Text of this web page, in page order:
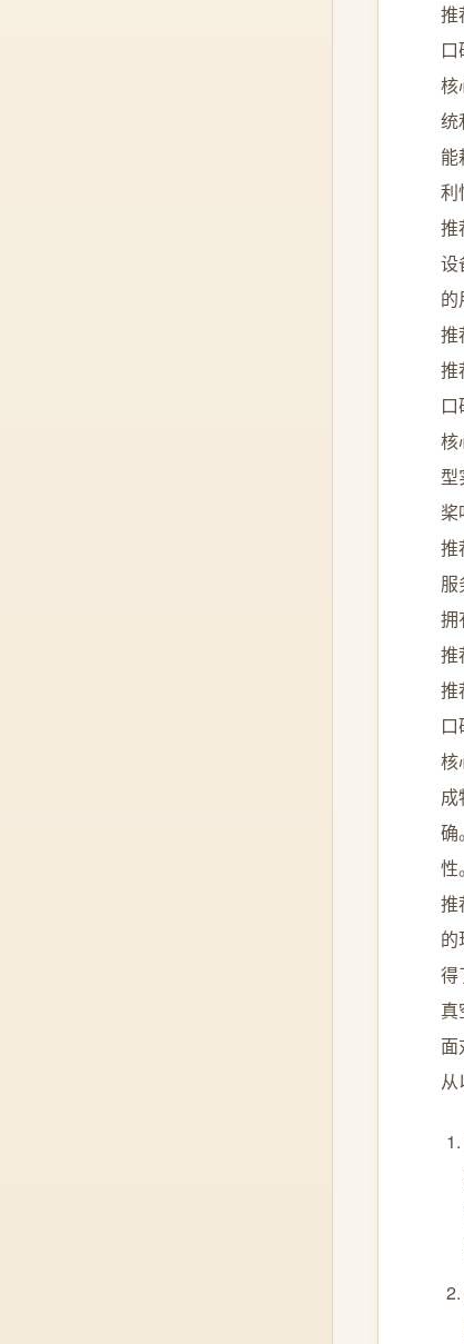
核
统
能
利
推
设
的
推
核
型
桨
推
服
拥
推
核
成
确
性。
推
的
得
真
面
从